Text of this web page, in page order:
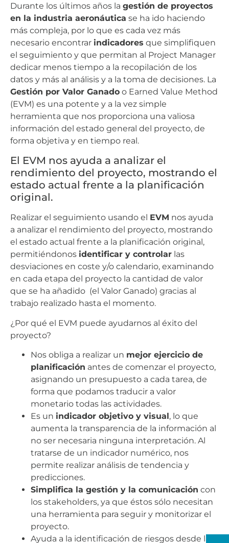
Durante los últimos años la gestión de proyectos
en la industria aeronáutica se ha ido haciendo
más compleja, por lo que es cada vez más
necesario encontrar indicadores que simplifiquen
el seguimiento y que permitan al Project Manager
dedicar menos tiempo a la recopilación de los
datos y más al análisis y a la toma de decisiones. La
Gestión por Valor Ganado o Earned Value Method
(EVM) es una potente y a la vez simple
herramienta que nos proporciona una valiosa
información del estado general del proyecto, de
forma objetiva y en tiempo real.
El EVM nos ayuda a analizar el
rendimiento del proyecto, mostrando el
estado actual frente a la planificación
original.
Realizar el seguimiento usando el EVM nos ayuda
a analizar el rendimiento del proyecto, mostrando
el estado actual frente a la planificación original,
permitiéndonos identificar y controlar las
desviaciones en coste y/o calendario, examinando
en cada etapa del proyecto la cantidad de valor
que se ha añadido (el Valor Ganado) gracias al
trabajo realizado hasta el momento.
¿Por qué el EVM puede ayudarnos al éxito del
proyecto?
Nos obliga a realizar un mejor ejercicio de
planificación antes de comenzar el proyecto,
asignando un presupuesto a cada tarea, de
forma que podamos traducir a valor
monetario todas las actividades.
Es un indicador objetivo y visual, lo que
aumenta la transparencia de la información al
no ser necesaria ninguna interpretación. Al
tratarse de un indicador numérico, nos
permite realizar análisis de tendencia y
predicciones.
Simplifica la gestión y la comunicación con
los stakeholders, ya que éstos sólo necesitan
una herramienta para seguir y monitorizar el
proyecto.
Ayuda a la identificación de riesgos desde la